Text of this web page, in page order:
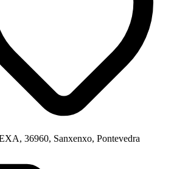
36960, Sanxenxo, Pontevedra